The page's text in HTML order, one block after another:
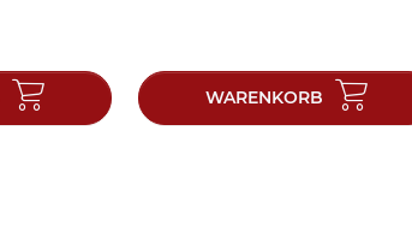
WARENKORB